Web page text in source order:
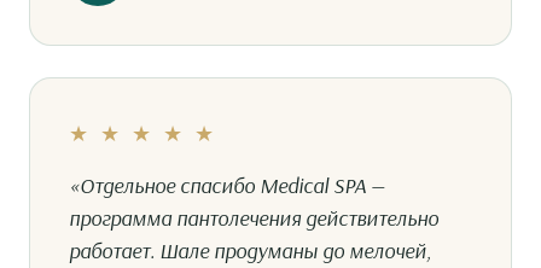
★ ★ ★ ★ ★
«Отдельное спасибо Medical SPA —
программа пантолечения действительно
работает. Шале продуманы до мелочей,